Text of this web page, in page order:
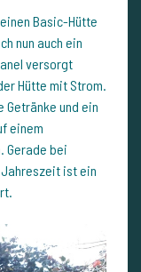
Basic-Hütte
nun auch ein
versorgt
Hütte mit Strom.
und ein
einem
Gerade bei
ist ein